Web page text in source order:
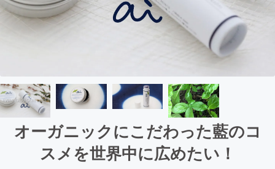
オーガニックにこだわった藍のコ
スメを世界中に広めたい！